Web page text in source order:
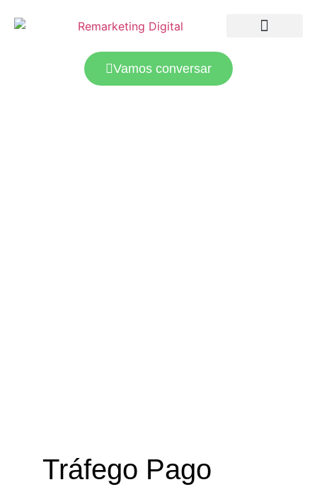
Vamos conversar
Tráfego Pago